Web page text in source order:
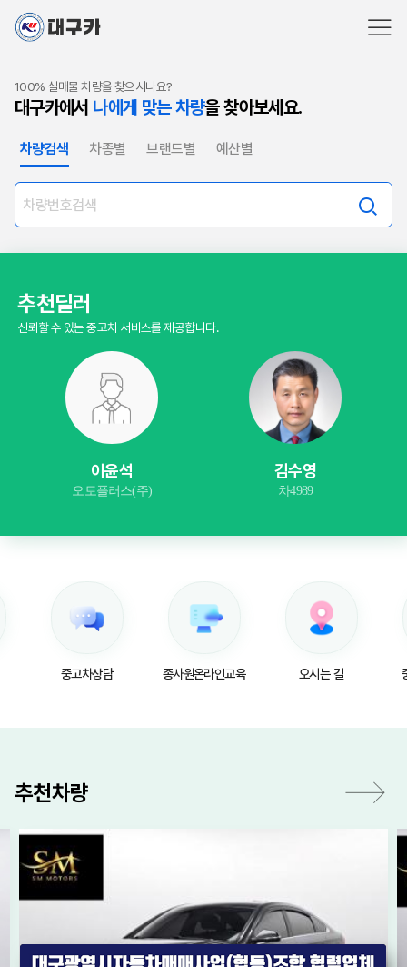
100% 실매물 차량을 찾으시나요?
대구카에서 나에게 맞는 차량을 찾아보세요.
차량검색 차종별 브랜드별 예산별
추천딜러
신뢰할 수 있는 중고차 서비스를 제공합니다.
이윤석
오토플러스(주)
김수영
차4989
중고차상담 종사원온라인교육 오시는 길
추천차량